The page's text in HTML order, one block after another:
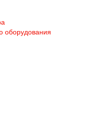
оборудования